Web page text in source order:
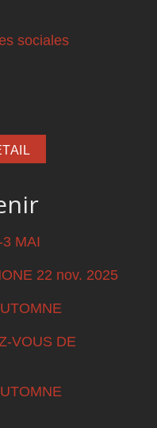
sociales
MAI
22 nov. 2025
VOUS DE